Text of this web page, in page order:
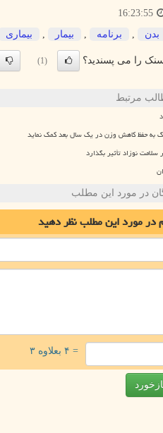
16:23:55
بدن برنامه بیمار بیماری
را می پسندید؟ (1)
مرتبط
نوزاد تأثیر بگذارد
در مورد این مطلب
در مورد این مطلبنظر دهید
= ۴ بعلاوه ۳